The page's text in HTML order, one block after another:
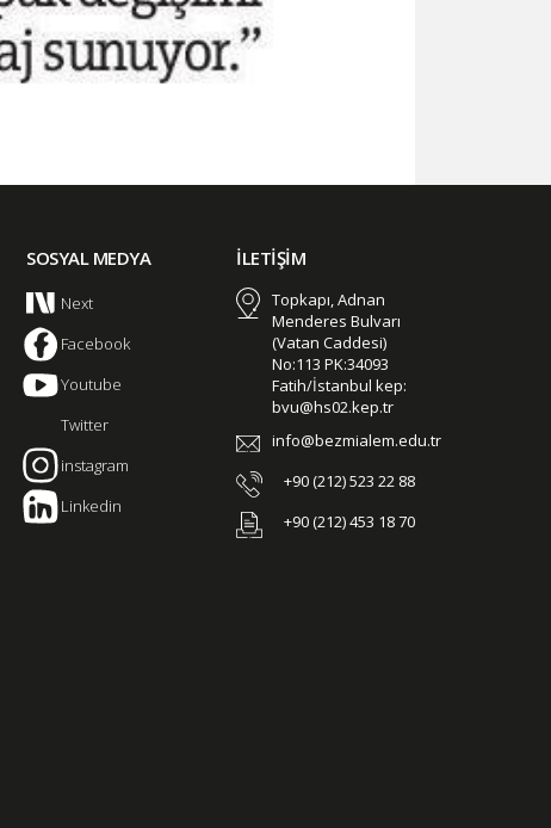
SOSYAL MEDYA
Next
Facebook
Youtube
Twitter
instagram
Linkedin
İLETİŞİM
Topkapı, Adnan
Menderes Bulvarı
(Vatan Caddesi)
No:113 PK:34093
Fatih/İstanbul kep:
bvu@hs02.kep.tr
info@bezmialem.edu.tr
+90 (212) 523 22 88
+90 (212) 453 18 70